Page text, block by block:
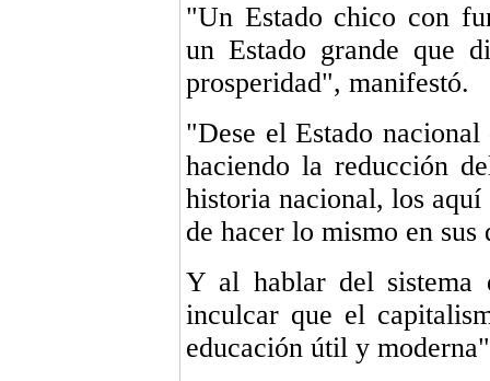
"Un Estado chico con
un Estado grande que
prosperidad", manifestó.
"Dese el Estado nacional
haciendo la reducción
historia nacional, los
de hacer lo mismo en
Y al hablar del sistema
inculcar que el
educación útil y